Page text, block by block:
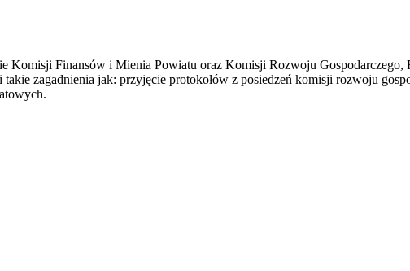
Komisji Finansów i Mienia Powiatu oraz Komisji Rozwoju
zagadnienia jak: przyjęcie protokołów z posiedzeń komisji rozwoju